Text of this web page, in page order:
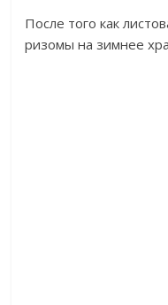
После того как
ризомы на зимнее